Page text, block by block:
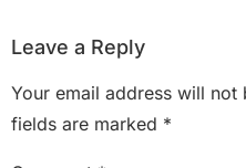
Leave a Reply
Your email address will not
fields are marked *